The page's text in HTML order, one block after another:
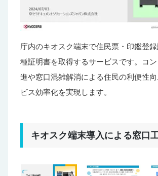
庁内のキオスク端末で住民票・印鑑登
種証明書を取得するサービスです。コ
進や窓口混雑解消による住民の利便性
ビス効率化を実現します。
キオスク端末導入による窓口